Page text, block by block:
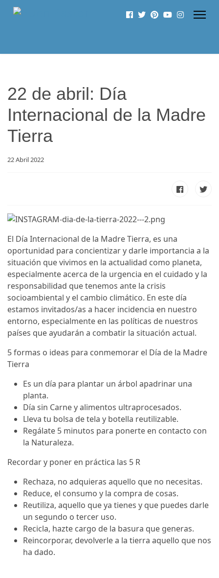
22 de abril: Día
Internacional de la Madre
Tierra
22 Abril 2022
El Día Internacional de la Madre Tierra, es una
oportunidad para concientizar y darle importancia a la
situación que vivimos en la actualidad como planeta,
especialmente acerca de la urgencia en el cuidado y la
responsabilidad que tenemos ante la crisis
socioambiental y el cambio climático. En este día
estamos invitados/as a hacer incidencia en nuestro
entorno, especialmente en las políticas de nuestros
países que ayudarán a combatir la situación actual.
5 formas o ideas para conmemorar el Día de la Madre
Tierra
Es un día para plantar un árbol apadrinar una
planta.
Día sin Carne y alimentos ultraprocesados.
Lleva tu bolsa de tela y botella reutilizable.
Regálate 5 minutos para ponerte en contacto con
la Naturaleza.
Recordar y poner en práctica las 5 R
Rechaza, no adquieras aquello que no necesitas.
Reduce, el consumo y la compra de cosas.
Reutiliza, aquello que ya tienes y que puedes darle
un segundo o tercer uso.
Recicla, hazte cargo de la basura que generas.
Reincorporar, devolverle a la tierra aquello que nos
ha dado.